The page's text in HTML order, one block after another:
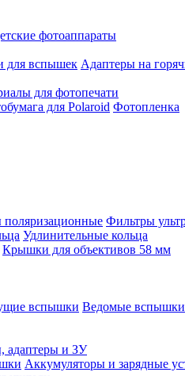
фотоаппараты
для вспышек Адаптеры на
для фотопечати
для Polaroid Фотопленка
Фильтры
Удлинительные кольца
Крышки для объективов 58 мм
вспышки Ведомые вспышки
адаптеры и ЗУ
Аккумуляторы и зарядные